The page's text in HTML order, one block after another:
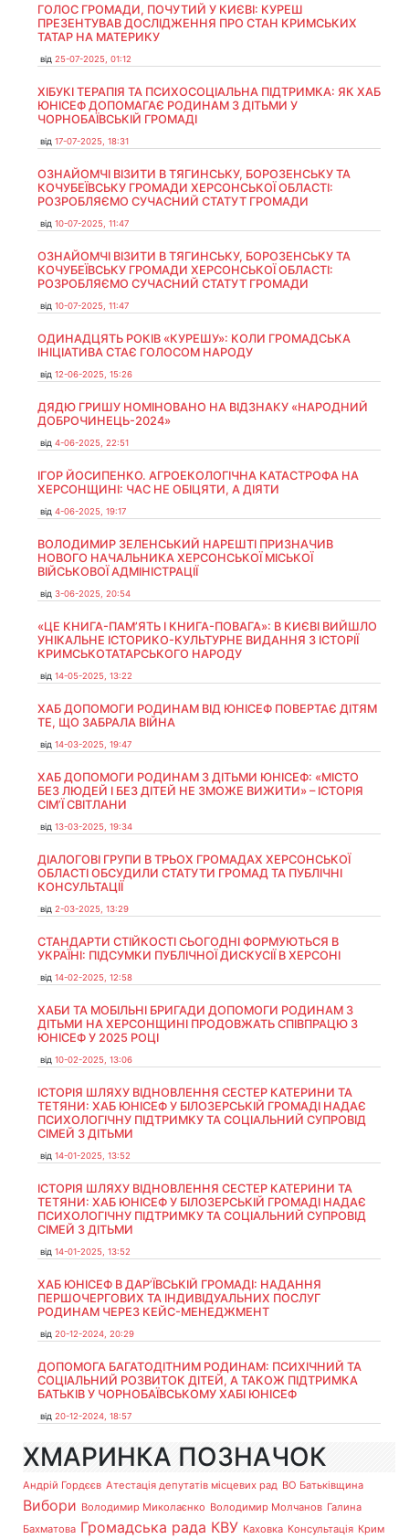
ГОЛОС ГРОМАДИ, ПОЧУТИЙ У КИЄВІ: КУРЕШ
ПРЕЗЕНТУВАВ ДОСЛІДЖЕННЯ ПРО СТАН КРИМСЬКИХ
ТАТАР НА МАТЕРИКУ
від 25-07-2025, 01:12
ХІБУКІ ТЕРАПІЯ ТА ПСИХОСОЦІАЛЬНА ПІДТРИМКА: ЯК ХАБ
ЮНІСЕФ ДОПОМАГАЄ РОДИНАМ З ДІТЬМИ У
ЧОРНОБАЇВСЬКІЙ ГРОМАДІ
від 17-07-2025, 18:31
ОЗНАЙОМЧІ ВІЗИТИ В ТЯГИНСЬКУ, БОРОЗЕНСЬКУ ТА
КОЧУБЕЇВСЬКУ ГРОМАДИ ХЕРСОНСЬКОЇ ОБЛАСТІ:
РОЗРОБЛЯЄМО СУЧАСНИЙ СТАТУТ ГРОМАДИ
від 10-07-2025, 11:47
ОЗНАЙОМЧІ ВІЗИТИ В ТЯГИНСЬКУ, БОРОЗЕНСЬКУ ТА
КОЧУБЕЇВСЬКУ ГРОМАДИ ХЕРСОНСЬКОЇ ОБЛАСТІ:
РОЗРОБЛЯЄМО СУЧАСНИЙ СТАТУТ ГРОМАДИ
від 10-07-2025, 11:47
ОДИНАДЦЯТЬ РОКІВ «КУРЕШУ»: КОЛИ ГРОМАДСЬКА
ІНІЦІАТИВА СТАЄ ГОЛОСОМ НАРОДУ
від 12-06-2025, 15:26
ДЯДЮ ГРИШУ НОМІНОВАНО НА ВІДЗНАКУ «НАРОДНИЙ
ДОБРОЧИНЕЦЬ-2024»
від 4-06-2025, 22:51
ІГОР ЙОСИПЕНКО. АГРОЕКОЛОГІЧНА КАТАСТРОФА НА
ХЕРСОНЩИНІ: ЧАС НЕ ОБІЦЯТИ, А ДІЯТИ
від 4-06-2025, 19:17
ВОЛОДИМИР ЗЕЛЕНСЬКИЙ НАРЕШТІ ПРИЗНАЧИВ
НОВОГО НАЧАЛЬНИКА ХЕРСОНСЬКОЇ МІСЬКОЇ
ВІЙСЬКОВОЇ АДМІНІСТРАЦІЇ
від 3-06-2025, 20:54
«ЦЕ КНИГА-ПАМ’ЯТЬ І КНИГА-ПОВАГА»: В КИЄВІ ВИЙШЛО
УНІКАЛЬНЕ ІСТОРИКО-КУЛЬТУРНЕ ВИДАННЯ З ІСТОРІЇ
КРИМСЬКОТАТАРСЬКОГО НАРОДУ
від 14-05-2025, 13:22
ХАБ ДОПОМОГИ РОДИНАМ ВІД ЮНІСЕФ ПОВЕРТАЄ ДІТЯМ
ТЕ, ЩО ЗАБРАЛА ВІЙНА
від 14-03-2025, 19:47
ХАБ ДОПОМОГИ РОДИНАМ З ДІТЬМИ ЮНІСЕФ: «МІСТО
БЕЗ ЛЮДЕЙ І БЕЗ ДІТЕЙ НЕ ЗМОЖЕ ВИЖИТИ» – ІСТОРІЯ
СІМʼЇ СВІТЛАНИ
від 13-03-2025, 19:34
ДІАЛОГОВІ ГРУПИ В ТРЬОХ ГРОМАДАХ ХЕРСОНСЬКОЇ
ОБЛАСТІ ОБСУДИЛИ СТАТУТИ ГРОМАД ТА ПУБЛІЧНІ
КОНСУЛЬТАЦІЇ
від 2-03-2025, 13:29
СТАНДАРТИ СТІЙКОСТІ СЬОГОДНІ ФОРМУЮТЬСЯ В
УКРАЇНІ: ПІДСУМКИ ПУБЛІЧНОЇ ДИСКУСІЇ В ХЕРСОНІ
від 14-02-2025, 12:58
ХАБИ ТА МОБІЛЬНІ БРИГАДИ ДОПОМОГИ РОДИНАМ З
ДІТЬМИ НА ХЕРСОНЩИНІ ПРОДОВЖАТЬ СПІВПРАЦЮ З
ЮНІСЕФ У 2025 РОЦІ
від 10-02-2025, 13:06
ІСТОРІЯ ШЛЯХУ ВІДНОВЛЕННЯ СЕСТЕР КАТЕРИНИ ТА
ТЕТЯНИ: ХАБ ЮНІСЕФ У БІЛОЗЕРСЬКІЙ ГРОМАДІ НАДАЄ
ПСИХОЛОГІЧНУ ПІДТРИМКУ ТА СОЦІАЛЬНИЙ СУПРОВІД
СІМЕЙ З ДІТЬМИ
від 14-01-2025, 13:52
ІСТОРІЯ ШЛЯХУ ВІДНОВЛЕННЯ СЕСТЕР КАТЕРИНИ ТА
ТЕТЯНИ: ХАБ ЮНІСЕФ У БІЛОЗЕРСЬКІЙ ГРОМАДІ НАДАЄ
ПСИХОЛОГІЧНУ ПІДТРИМКУ ТА СОЦІАЛЬНИЙ СУПРОВІД
СІМЕЙ З ДІТЬМИ
від 14-01-2025, 13:52
ХАБ ЮНІСЕФ В ДАР’ЇВСЬКІЙ ГРОМАДІ: НАДАННЯ
ПЕРШОЧЕРГОВИХ ТА ІНДИВІДУАЛЬНИХ ПОСЛУГ
РОДИНАМ ЧЕРЕЗ КЕЙС-МЕНЕДЖМЕНТ
від 20-12-2024, 20:29
ДОПОМОГА БАГАТОДІТНИМ РОДИНАМ: ПСИХІЧНИЙ ТА
СОЦІАЛЬНИЙ РОЗВИТОК ДІТЕЙ, А ТАКОЖ ПІДТРИМКА
БАТЬКІВ У ЧОРНОБАЇВСЬКОМУ ХАБІ ЮНІСЕФ
від 20-12-2024, 18:57
ХМАРИНКА ПОЗНАЧОК
Андрій Гордєєв Атестація депутатів місцевих рад ВО Батьківщина
Вибори Володимир Миколаєнко Володимир Молчанов Галина
Бахматова Громадська рада КВУ Каховка Консультація Крим